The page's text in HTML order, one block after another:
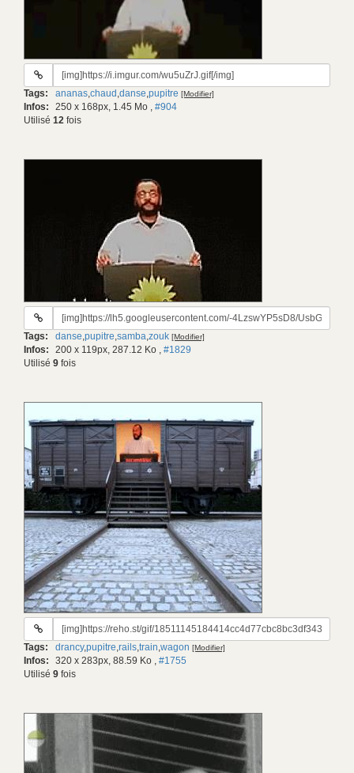
URL
gif:
Tags: ananas,chaud ,danse,pupitre [Modifier]
Infos: 250 x 168px, 1.45 Mo , #904
Utilisé 12 fois
URL
gif:
Tags: danse,pupitre,samba,zouk [Modifier]
Infos: 200 x 119px, 287.12 Ko , #1829
Utilisé 9 fois
URL
gif:
Tags: drancy,pupitre,rails,train,wagon [Modifier]
Infos: 320 x 283px, 88.59 Ko , #1755
Utilisé 9 fois